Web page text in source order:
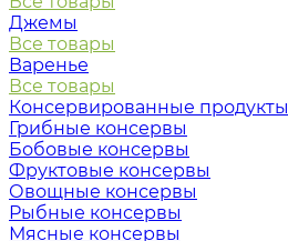
Джемы
Все товары
Варенье
Все товары
Консервированные продукты
Грибные консервы
Бобовые консервы
Фруктовые консервы
Овощные консервы
Рыбные консервы
Мясные консервы